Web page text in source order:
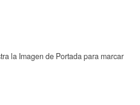
la Imagen de Portada para marcar